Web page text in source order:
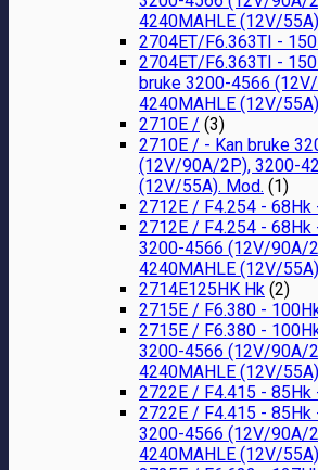
4240MAHLE (12V/
2704ET/F6.363TI -
2704ET/F6.363TI -
bruke 3200-4566
4240MAHLE (12V/
2710E / (3)
2710E / - Kan bruke
(12V/90A/2P), 3200-
(12V/55A). Mod. (1)
2712E / F4.254 - 68Hk
2712E / F4.254 - 68Hk
3200-4566 (12V/90A/
4240MAHLE (12V/
2714E125HK Hk (2)
2715E / F6.380 -
2715E / F6.380 -
3200-4566 (12V/90A/
4240MAHLE (12V/
2722E / F4.415 - 85Hk
2722E / F4.415 - 85Hk
3200-4566 (12V/90A/
4240MAHLE (12V/